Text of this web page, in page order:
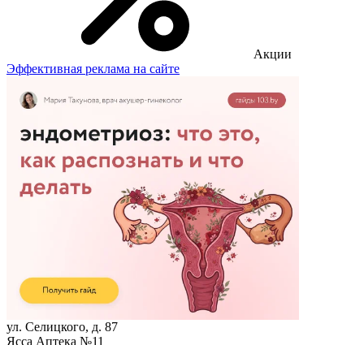
Акции
Эффективная реклама на сайте
ул. Селицкого, д. 87
Ясса Аптека №11